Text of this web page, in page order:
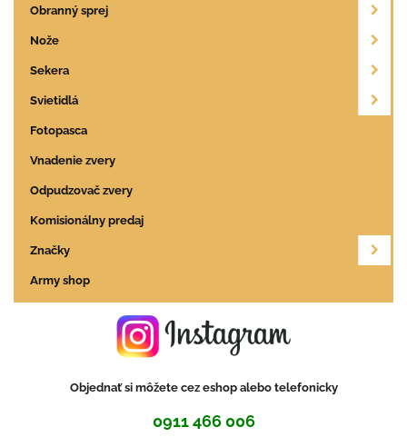
Obranný sprej
Nože
Sekera
Svietidlá
Fotopasca
Vnadenie zvery
Odpudzovač zvery
Komisionálny predaj
Značky
Army shop
Objednať si môžete cez eshop alebo telefonicky
0911 466 006